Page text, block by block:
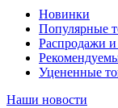
Новинки
Популярные
Распродажи
Уцененные
Наши новости